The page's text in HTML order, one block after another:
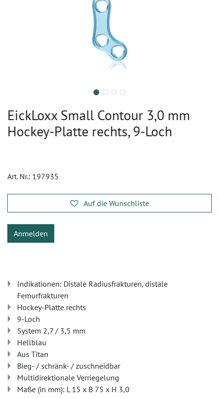
EickLoxx Small Contour 3,0 mm
Hockey-Platte rechts, 9-Loch
Art. Nr.: 197935
Auf die Wunschliste
Anmelden
Indikationen: Distale Radiusfrakturen, distale
Femurfrakturen
Hockey-Platte rechts
9-Loch
System 2,7 / 3,5 mm
Hellblau
Aus Titan
Bieg- / schränk- / zuschneidbar
Multidirektionale Verriegelung
Maße (in mm): L 15 x B 75 x H 3,0